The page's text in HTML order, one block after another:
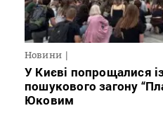
Новини
У Києві попрощалися
пошукового загону
Юковим